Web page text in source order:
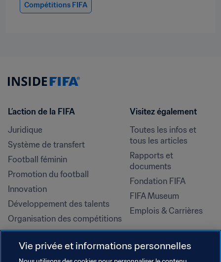
Compétitions FIFA
L’action de la FIFA
Juridique
Système de transfert
Football féminin
Promotion du football
Innovation
Développement des talents
Organisation des compétitions
Développement durable
Droits de l'homme et lutte contre
la discrimination
Visitez également
Toutes les infos et
tous les articles
Rapports et
documents
Fondation FIFA
FIFA Museum
Emplois & Carrières
Vie privée et informations personnelles